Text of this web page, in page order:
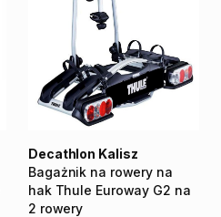
Bagażnik na rowery na
hak Thule Euroway G2 na
2 rowery
Decathlon Kalisz